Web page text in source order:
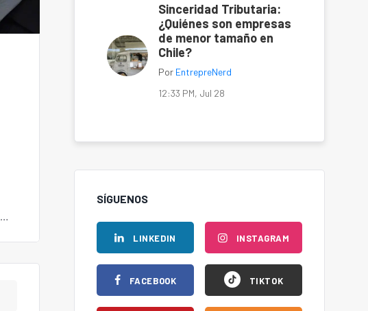
Sinceridad Tributaria:
¿Quiénes son empresas
de menor tamaño en
Chile?
Por EntrepreNerd
12:33 PM, Jul 28
SÍGUENOS
LINKEDIN
FACEBOOK
INSTAGRAM
TIKTOK